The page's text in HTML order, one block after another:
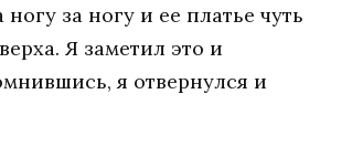
за ногу и ее платье чуть
Я заметил это и
я отвернулся и